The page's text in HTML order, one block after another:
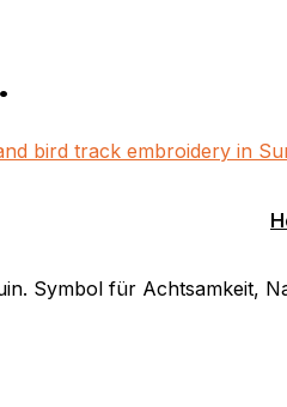
Symbol für Achtsamkeit,